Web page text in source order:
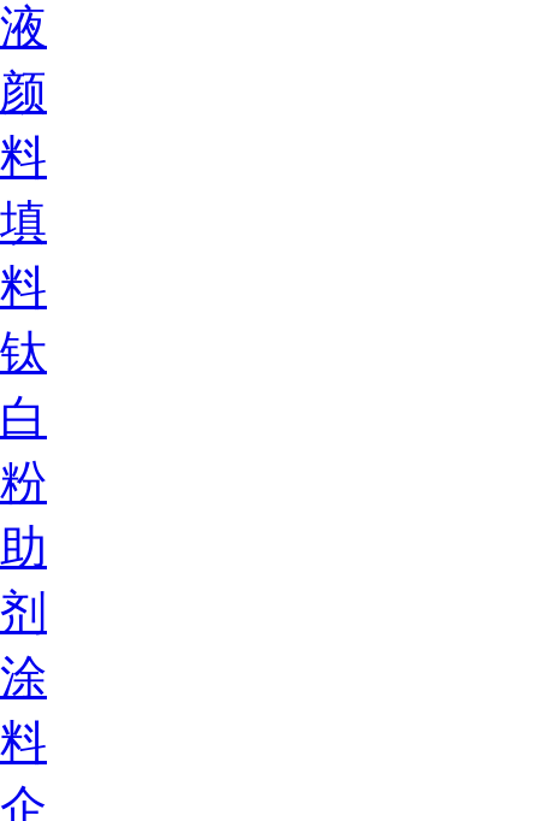
液
颜
料
填
料
钛
白
粉
助
剂
涂
料
企